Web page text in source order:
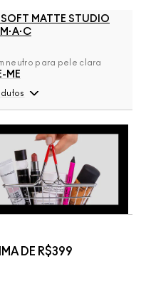
MATTE STUDIO
neutro para pele clara
ME
DE R$399